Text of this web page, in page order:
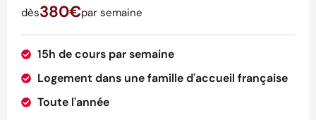
dès380€par semaine
15h de cours par semaine
Logement dans une famille d'accueil française
Toute l'année